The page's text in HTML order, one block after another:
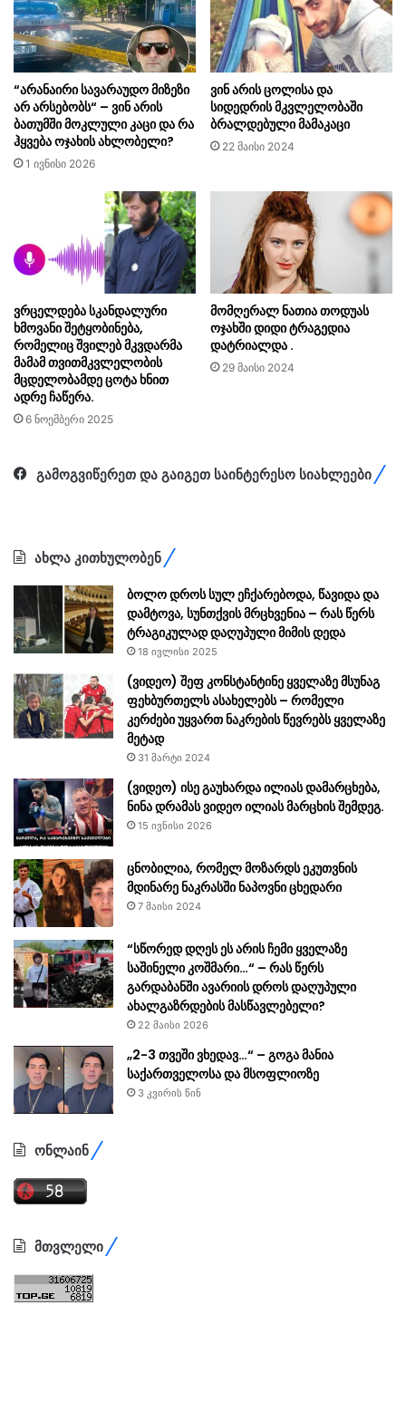
“არანაირი სავარაუდო მიზეზი
არ არსებობს“ – ვინ არის
ბათუმში მოკლული კაცი და რა
ჰყვება ოჯახის ახლობელი?
1 ივნისი 2026
ვინ არის ცოლისა და
სიდედრის მკვლელობაში
ბრალდებული მამაკაცი
22 მაისი 2024
ვრცელდება სკანდალური
ხმოვანი შეტყობინება,
რომელიც შვილებ მკვდარმა
მამამ თვითმკვლელობის
მცდელობამდე ცოტა ხნით
ადრე ჩაწერა.
6 ნოემბერი 2025
მომღერალ ნათია თოდუას
ოჯახში დიდი ტრაგედია
დატრიალდა .
29 მაისი 2024
გამოგვიწერეთ და გაიგეთ საინტერესო სიახლეები
ახლა კითხულობენ
ბოლო დროს სულ ეჩქარებოდა, წავიდა და
დამტოვა, სუნთქვის მრცხვენია – რას წერს
ტრაგიკულად დაღუპული მიმის დედა
18 ივლისი 2025
(ვიდეო) შეფ კონსტანტინე ყველაზე მსუნაგ
ფეხბურთელს ასახელებს – რომელი
კერძები უყვართ ნაკრების წევრებს ყველაზე
მეტად
31 მარტი 2024
(ვიდეო) ისე გაუხარდა ილიას დამარცხება,
ნინა დრამას ვიდეო ილიას მარცხის შემდეგ.
15 ივნისი 2026
ცნობილია, რომელ მოზარდს ეკუთვნის
მდინარე ნაკრასში ნაპოვნი ცხედარი
7 მაისი 2024
“სწორედ დღეს ეს არის ჩემი ყველაზე
საშინელი კოშმარი…“ – რას წერს
გარდაბანში ავარიის დროს დაღუპული
ახალგაზრდების მასწავლებელი?
22 მაისი 2026
„2-3 თვეში ვხედავ…“ – გოგა მანია
საქართველოსა და მსოფლიოზე
3 კვირის წინ
ონლაინ
მთვლელი